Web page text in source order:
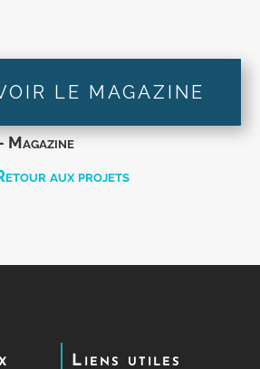
LE MAGAZINE
Magazine
aux projets
Liens utiles